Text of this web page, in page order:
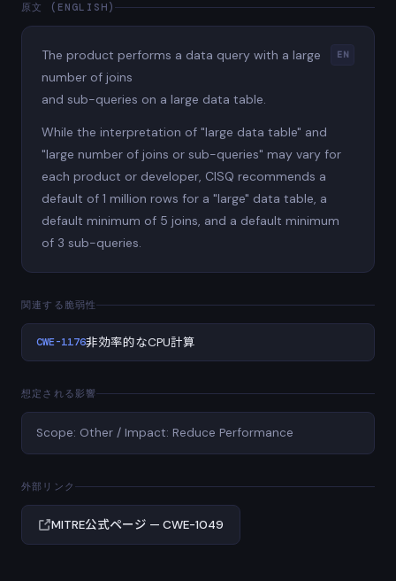
原文 (ENGLISH)
EN
The product performs a data query with a large
number of joins
and sub-queries on a large data table.
While the interpretation of "large data table" and
"large number of joins or sub-queries" may vary for
each product or developer, CISQ recommends a
default of 1 million rows for a "large" data table, a
default minimum of 5 joins, and a default minimum
of 3 sub-queries.
関連する脆弱性
CWE-1176非効率的なCPU計算
想定される影響
Scope: Other / Impact: Reduce Performance
外部リンク
MITRE公式ページ — CWE-1049